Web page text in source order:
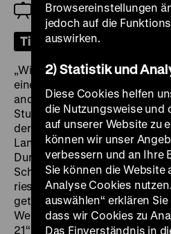
Zu Gast: Wiltrud Baier
Tickets
„Wir sind Bürger, keine
einem Papier am Zaun jener
andere in der Geschichte der
Sturm der Empörung entfacht:
der Deutschen Bahn, den
Landeshauptstadt in einen
Durchgangsbahnhof
Schlagzeilen wegen
riesige bürgerliche
getreten, die politische
Weit über Baden-
21“ für die Forderung nach
Browsereinstellungen
jedoch auf die
auswirken.
2) Statistik und
Diese Cookies helfen
die Nutzungsweise und
auf unserer Website zu
können wir unser
verbessern und an Ihre
Sie können die Website
Analyse Cookies
auswählen“ erklären
dass wir Cookies zu
Das Einverständnis in